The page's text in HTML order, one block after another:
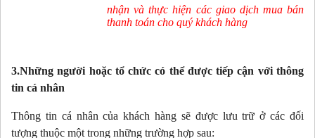
nhận và thực hiện các giao dịch mua bán
thanh toán cho quý khách hàng
3.Những người hoặc tổ chức có thể được tiếp cận với thông
tin cá nhân
Thông tin cá nhân của khách hàng sẽ được lưu trữ ở các đối
tượng thuộc một trong những trường hợp sau: